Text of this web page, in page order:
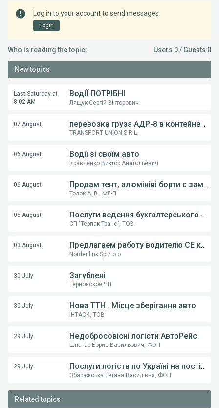
Log in to your account to send messages
Login
Who is reading the topic: Users 0 / Guests 0
New topics
Last Saturday at
8:02 AM
ВодІЇ ПОТРІБНІ
Лящук Сергій Вікторович
07 August перевозка груза АДР-8 в контейнерах из Румынии в Украину
TRANSPORT UNION S.R.L.
06 August Водії зі своїм авто
Кравченко Виктор Анатольевич
06 August Продам тент, алюмініві борти с замками, на напівпричіпи KOGEL, Krona.
Толок А. В., ФЛ-П
05 August Послуги ведення бухгалтерського обліку ФОП,ТОВ
СП "Терпак-Транс", ТОВ
03 August Предлагаем работу водителю СE категории на грузовом автовозе
Nordenlink Sp.z o.o
30 July Загублені
Терновское,ЧП
30 July Нова ТТН . Місце зберігання авто
ІНТАСК, ТОВ
29 July Недобросовісні логісти АвтоРейс
Шпатар Борис Васильович, ФОП
29 July Послуги логіста по Україні на постійній основі .
Збаражська Тетяна Василівна, ФОП
Related topics